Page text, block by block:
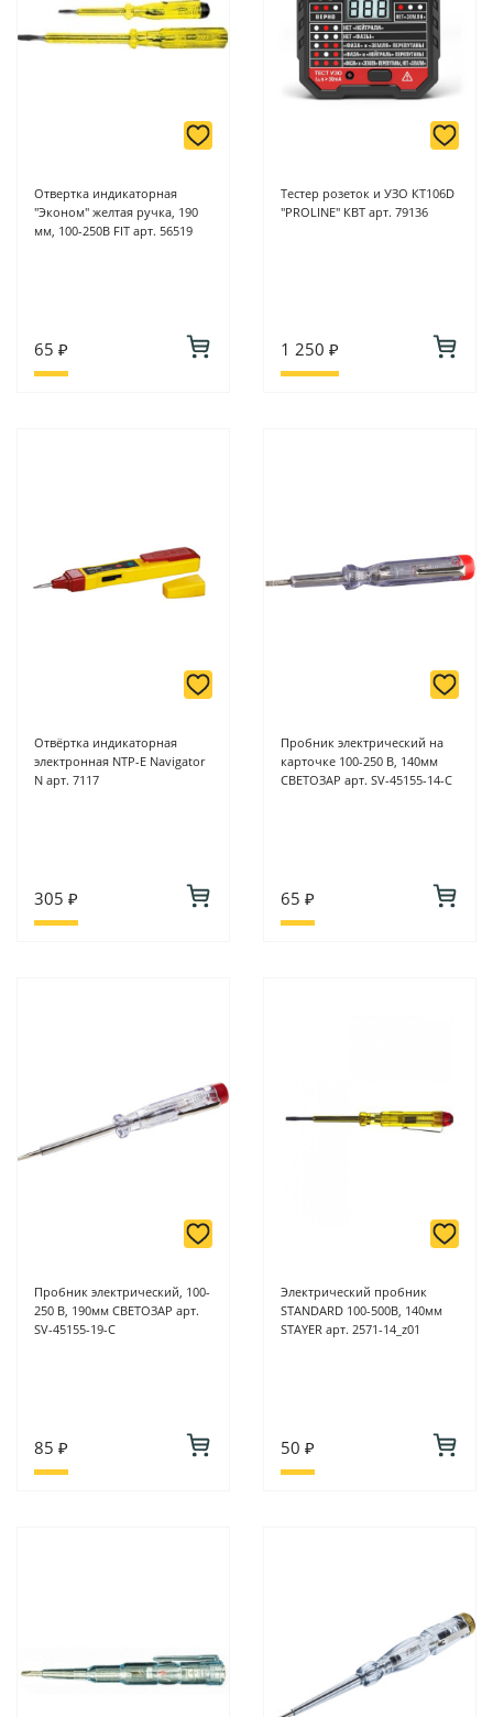
Отвертка индикаторная
"Эконом" желтая ручка, 190
мм, 100-250В FIT арт. 56519
65 ₽
Тестер розеток и УЗО КТ106D
"PROLINE" КВТ арт. 79136
1 250 ₽
Отвёртка индикаторная
электронная NTP-E Navigator
N арт. 7117
305 ₽
Пробник электрический на
карточке 100-250 В, 140мм
СВЕТОЗАР арт. SV-45155-14-C
65 ₽
Пробник электрический, 100-
250 В, 190мм СВЕТОЗАР арт.
SV-45155-19-C
85 ₽
Электрический пробник
STANDARD 100-500В, 140мм
STAYER арт. 2571-14_z01
50 ₽